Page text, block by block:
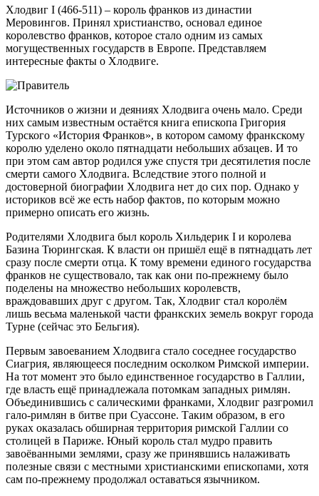
Хлодвиг I (466-511) – король франков из династии
Меровингов. Принял христианство, основал единое
королевство франков, которое стало одним из самых
могущественных государств в Европе. Представляем
интересные факты о Хлодвиге.
Источников о жизни и деяниях Хлодвига очень мало. Среди
них самым известным остаётся книга епископа Григория
Турского «История Франков», в котором самому франкскому
королю уделено около пятнадцати небольших абзацев. И то
при этом сам автор родился уже спустя три десятилетия после
смерти самого Хлодвига. Вследствие этого полной и
достоверной биографии Хлодвига нет до сих пор. Однако у
историков всё же есть набор фактов, по которым можно
примерно описать его жизнь.
Родителями Хлодвига был король Хильдерик I и королева
Базина Тюрингская. К власти он пришёл ещё в пятнадцать лет
сразу после смерти отца. К тому времени единого государства
франков не существовало, так как они по-прежнему было
поделены на множество небольших королевств,
враждовавших друг с другом. Так, Хлодвиг стал королём
лишь весьма маленькой части франкских земель вокруг города
Турне (сейчас это Бельгия).
Первым завоеванием Хлодвига стало соседнее государство
Сиагрия, являющееся последним осколком Римской империи.
На тот момент это было единственное государство в Галлии,
где власть ещё принадлежала потомкам западных римлян.
Объединившись с салическими франками, Хлодвиг разгромил
гало-римлян в битве при Суассоне. Таким образом, в его
руках оказалась обширная территория римской Галлии со
столицей в Париже. Юный король стал мудро править
завоёванными землями, сразу же принявшись налаживать
полезные связи с местными христианскими епископами, хотя
сам по-прежнему продолжал оставаться язычником.